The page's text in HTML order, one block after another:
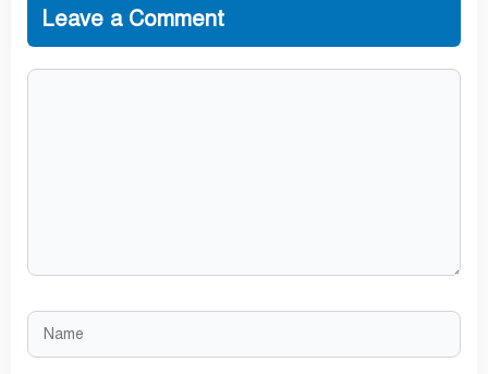
Leave a Comment
Comment
Name